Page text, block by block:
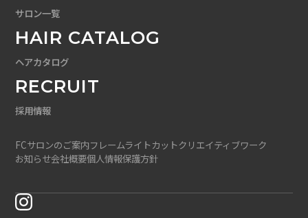
サロン一覧
HAIR CATALOG
ヘアカタログ
RECRUIT
採用情報
FCサロンのご案内フレームライトカットクリエイティブワーク
お知らせ会社概要個人情報保護方針